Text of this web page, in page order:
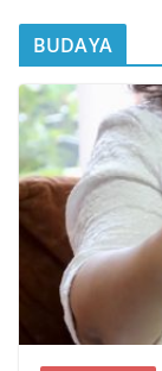
BUDAYA